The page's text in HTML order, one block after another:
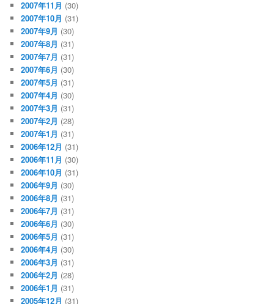
2007年11月 (30)
2007年10月 (31)
2007年9月 (30)
2007年8月 (31)
2007年7月 (31)
2007年6月 (30)
2007年5月 (31)
2007年4月 (30)
2007年3月 (31)
2007年2月 (28)
2007年1月 (31)
2006年12月 (31)
2006年11月 (30)
2006年10月 (31)
2006年9月 (30)
2006年8月 (31)
2006年7月 (31)
2006年6月 (30)
2006年5月 (31)
2006年4月 (30)
2006年3月 (31)
2006年2月 (28)
2006年1月 (31)
2005年12月 (31)